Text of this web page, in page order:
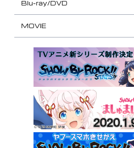
Blu-ray/DVD
MOVIE